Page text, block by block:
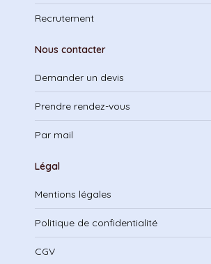
Recrutement
Nous contacter
Demander un devis
Prendre rendez-vous
Par mail
Légal
Mentions légales
Politique de confidentialité
CGV